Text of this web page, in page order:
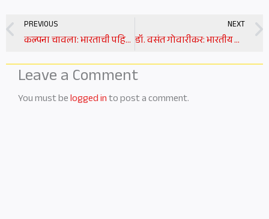
Prev
PREVIOUS
कल्पना चावला: भारताची पहिली महिला अंतराळवीर | kalpana chawla information in marathi
NEXT
डॉ. वसंत गोवारीकर: भारतीय शास्त्रज्ञांचा प्रेरणादायी प्रवास | dr vasant gowarikar information in marathi
Leave a Comment
You must belogged into post a comment.